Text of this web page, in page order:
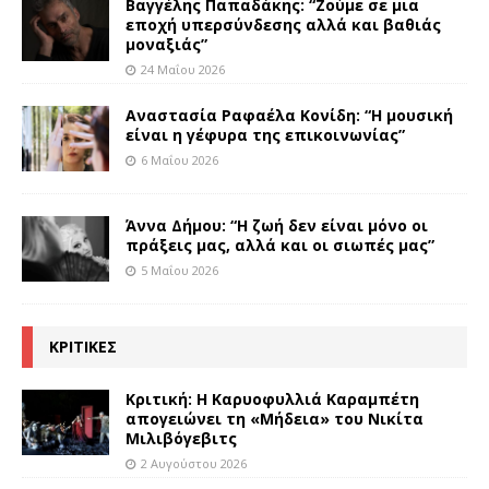
Βαγγέλης Παπαδάκης: “Ζούμε σε μια
εποχή υπερσύνδεσης αλλά και βαθιάς
μοναξιάς”
24 Μαΐου 2026
Αναστασία Ραφαέλα Κονίδη: “Η μουσική
είναι η γέφυρα της επικοινωνίας”
6 Μαΐου 2026
Άννα Δήμου: “Η ζωή δεν είναι μόνο οι
πράξεις μας, αλλά και οι σιωπές μας”
5 Μαΐου 2026
ΚΡΙΤΙΚΕΣ
Κριτική: Η Καρυοφυλλιά Καραμπέτη
απογειώνει τη «Μήδεια» του Νικίτα
Μιλιβόγεβιτς
2 Αυγούστου 2026